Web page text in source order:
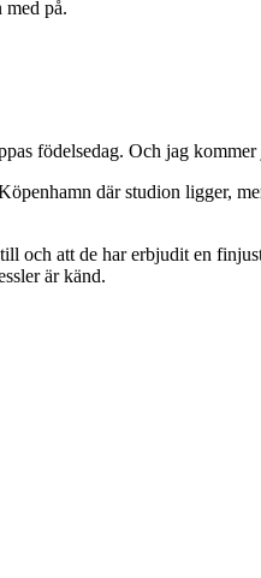
med på.
födelsedag. Och jag
där studion ligger,
och att de har erbjudit en
är känd.